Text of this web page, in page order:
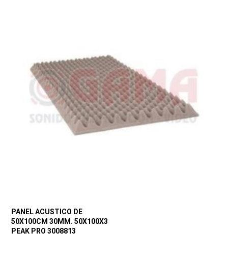
PANEL ACUSTICO DE
50X100CM 30MM. 50X100X3
PEAK PRO 3008813